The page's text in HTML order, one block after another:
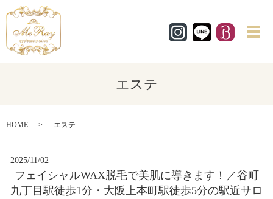
メ
エステ
HOME エステ
2025/11/02
フェイシャルWAX脱毛で美肌に導きます！／谷町
九丁目駅徒歩1分・大阪上本町駅徒歩5分の駅近サロ